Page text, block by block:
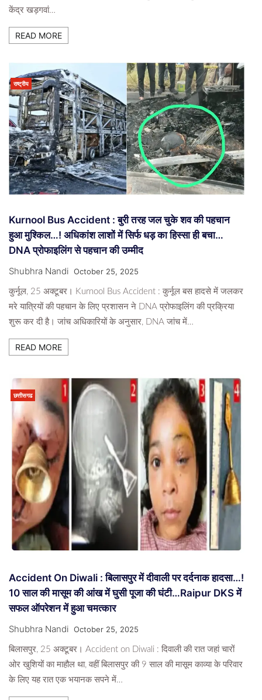
केंद्र खड़गवां…
READ MORE
राष्ट्रीय
Kurnool Bus Accident : बुरी तरह जल चुके शव की पहचान
हुआ मुश्किल…! अधिकांश लाशों में सिर्फ धड़ का हिस्सा ही बचा…
DNA प्रोफाइलिंग से पहचान की उम्मीद
Shubhra Nandi October 25, 2025
कुर्नूल, 25 अक्टूबर। Kurnool Bus Accident : कुर्नूल बस हादसे में जलकर
मरे यात्रियों की पहचान के लिए प्रशासन ने DNA प्रोफाइलिंग की प्रक्रिया
शुरू कर दी है। जांच अधिकारियों के अनुसार, DNA जांच में…
READ MORE
छत्तीसगढ
Accident On Diwali : बिलासपुर में दीवाली पर दर्दनाक हादसा…!
10 साल की मासूम की आंख में घुसी पूजा की घंटी…Raipur DKS में
सफल ऑपरेशन में हुआ चमत्कार
Shubhra Nandi October 25, 2025
बिलासपुर, 25 अक्टूबर। Accident on Diwali : दिवाली की रात जहां चारों
ओर खुशियों का माहौल था, वहीं बिलासपुर की 9 साल की मासूम काव्या के परिवार
के लिए यह रात एक भयानक सपने में…